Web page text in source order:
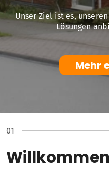
Unser Ziel ist es,
Lösungen
Mehr
Willkommen